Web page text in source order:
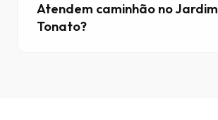
Atendem caminhão no Jardim
Tonato?